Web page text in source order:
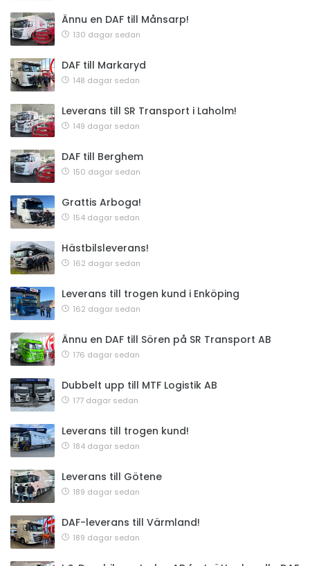
Ännu en DAF till Månsarp!
130 dagar sedan
DAF till Markaryd
148 dagar sedan
Leverans till SR Transport i Laholm!
149 dagar sedan
DAF till Berghem
150 dagar sedan
Grattis Arboga!
154 dagar sedan
Hästbilsleverans!
162 dagar sedan
Leverans till trogen kund i Enköping
162 dagar sedan
Ännu en DAF till Sören på SR Transport AB
176 dagar sedan
Dubbelt upp till MTF Logistik AB
177 dagar sedan
Leverans till trogen kund!
184 dagar sedan
Leverans till Götene
189 dagar sedan
DAF-leverans till Värmland!
189 dagar sedan